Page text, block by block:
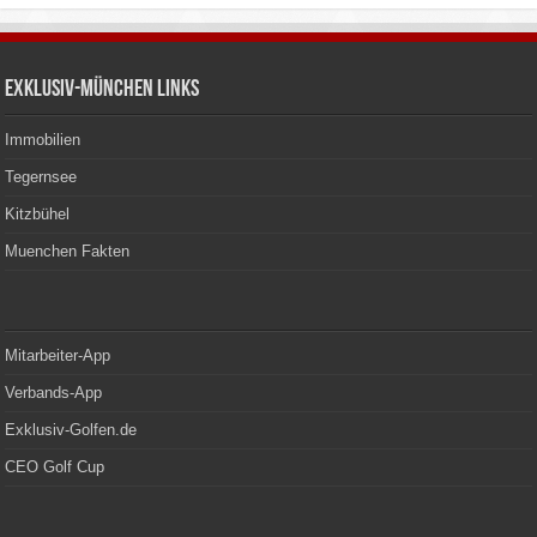
Exklusiv-München Links
Immobilien
Tegernsee
Kitzbühel
Muenchen Fakten
Mitarbeiter-App
Verbands-App
Exklusiv-Golfen.de
CEO Golf Cup